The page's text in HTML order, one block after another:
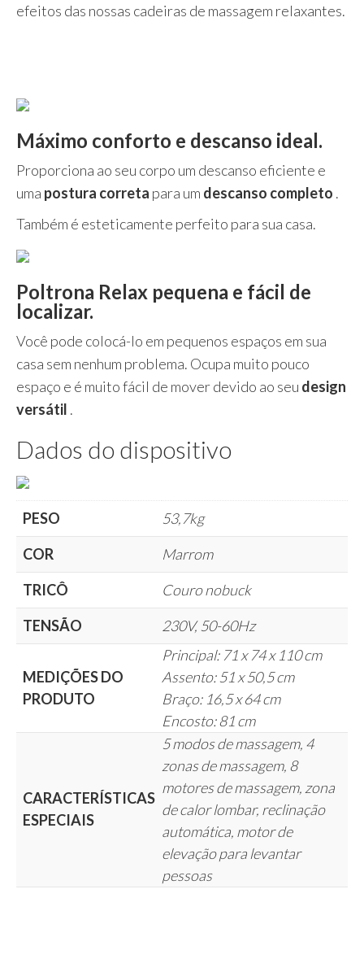
efeitos das nossas cadeiras de massagem relaxantes.
Máximo conforto e descanso ideal.
Proporciona ao seu corpo um descanso eficiente e
uma postura correta para um descanso completo .
Também é esteticamente perfeito para sua casa.
Poltrona Relax pequena e fácil de
localizar.
Você pode colocá-lo em pequenos espaços em sua
casa sem nenhum problema. Ocupa muito pouco
espaço e é muito fácil de mover devido ao seu design
versátil .
Dados do dispositivo
PESO
53,7kg
COR
Marrom
TRICÔ
Couro nobuck
TENSÃO
230V, 50-60Hz
MEDIÇÕES DO
PRODUTO
Principal: 71 x 74 x 110 cm
Assento: 51 x 50,5 cm
Braço: 16,5 x 64 cm
Encosto: 81 cm
CARACTERÍSTICAS
ESPECIAIS
5 modos de massagem, 4
zonas de massagem, 8
motores de massagem, zona
de calor lombar, reclinação
automática, motor de
elevação para levantar
pessoas